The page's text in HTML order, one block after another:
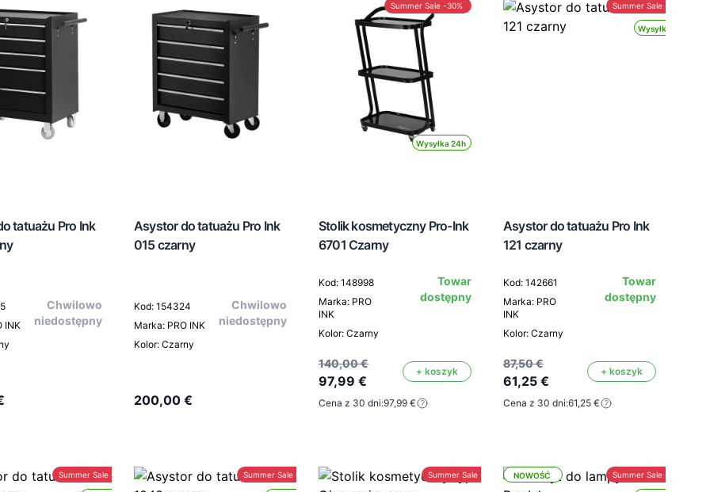
tatuażu Pro Ink
INK
Chwilowo
niedostępny
Asystor do tatuażu Pro Ink
015 czarny
Kod: 154324
Marka: PRO INK
Kolor: Czarny
Chwilowo
niedostępny
200,00 €
Wysyłka 24h
Summer Sale -30%
Stolik kosmetyczny Pro-Ink
6701 Czarny
Kod: 148998
Marka: PRO
INK
Kolor: Czarny
Towar
dostępny
140,00 €
97,99 €
+ koszyk
Cena z 30 dni:97,99 €
Wysyłka 24h
Summer Sale -30%
Asystor do tatuażu Pro Ink
121 czarny
Kod: 142661
Marka: PRO
INK
Kolor: Czarny
Towar
dostępny
87,50 €
61,25 €
+ koszyk
Cena z 30 dni:61,25 €
Summer Sale -30% Summer Sale -30% Summer Sale -30% Summer Sale -30%
NOWOŚĆ